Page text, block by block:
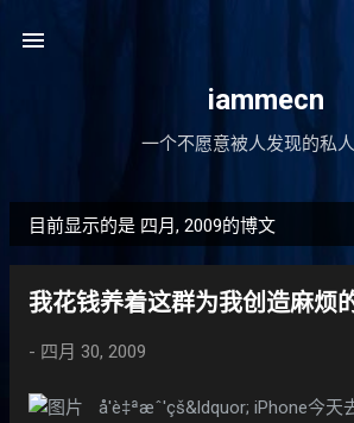
iammecn
一个不愿意被人发现的私
博
文
目前显示的是 四月, 2009的博文
我花钱养着这群为我创造麻烦
- 四月 30, 2009
å'è‡ªæˆ'çš&ldquor; iPhone今天